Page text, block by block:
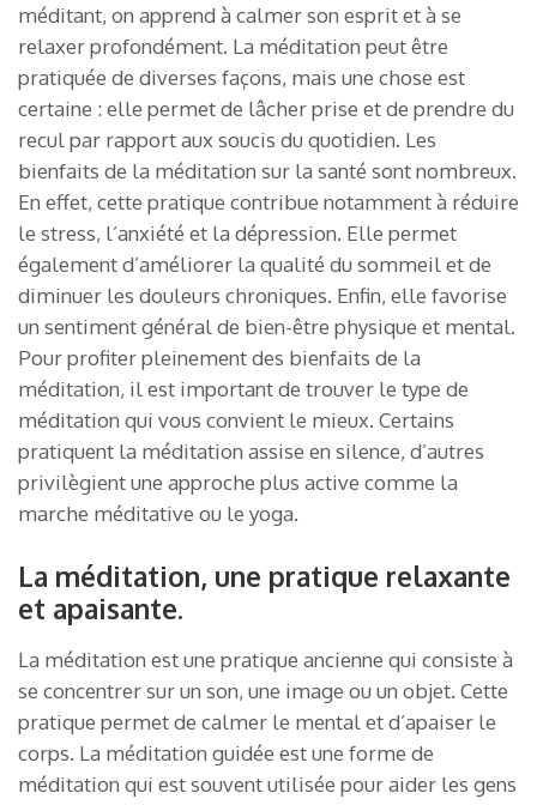
méditant, on apprend à calmer son esprit et à se
relaxer profondément. La méditation peut être
pratiquée de diverses façons, mais une chose est
certaine : elle permet de lâcher prise et de prendre du
recul par rapport aux soucis du quotidien. Les
bienfaits de la méditation sur la santé sont nombreux.
En effet, cette pratique contribue notamment à réduire
le stress, l’anxiété et la dépression. Elle permet
également d’améliorer la qualité du sommeil et de
diminuer les douleurs chroniques. Enfin, elle favorise
un sentiment général de bien-être physique et mental.
Pour profiter pleinement des bienfaits de la
méditation, il est important de trouver le type de
méditation qui vous convient le mieux. Certains
pratiquent la méditation assise en silence, d’autres
privilègient une approche plus active comme la
marche méditative ou le yoga.
La méditation, une pratique relaxante
et apaisante.
La méditation est une pratique ancienne qui consiste à
se concentrer sur un son, une image ou un objet. Cette
pratique permet de calmer le mental et d’apaiser le
corps. La méditation guidée est une forme de
méditation qui est souvent utilisée pour aider les gens